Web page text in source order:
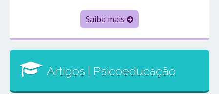
Saiba mais
Artigos | Psicoeducação